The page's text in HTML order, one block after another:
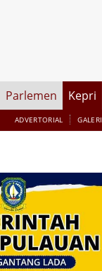
Parlemen Kepri
ADVERTORIAL GALERI